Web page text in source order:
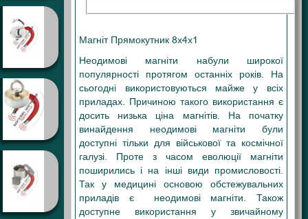
Магніт Прямокутник 8х4х1
Неодимові магніти набули широкої
популярності протягом останніх років. На
сьогодні використовуються майже у всіх
приладах. Причиною такого використання є
досить низька ціна магнітів. На початку
винайдення неодимові магніти були
доступні тільки для військової та космічної
галузі. Проте з часом еволюції магніти
поширились і на інші види промисловості.
Так у медицині основою обстежувальних
приладів є неодимові магніти. Також
доступне використання у звичайному